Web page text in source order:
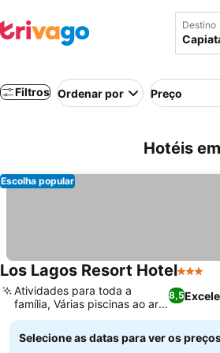
Destino
Filtros Ordenar por Preço
Hotéis
Escolha popular
Los Lagos Resort Hotel3
8,5
Atividades para toda a
família, Várias piscinas ao ar
livre
Selecione as datas para ver os